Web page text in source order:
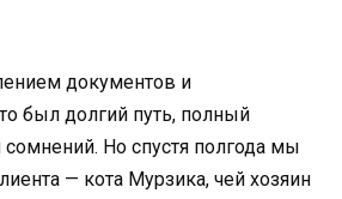
документов и
был долгий путь, полный
Но спустя полгода мы
— кота Мурзика, чей хозяин